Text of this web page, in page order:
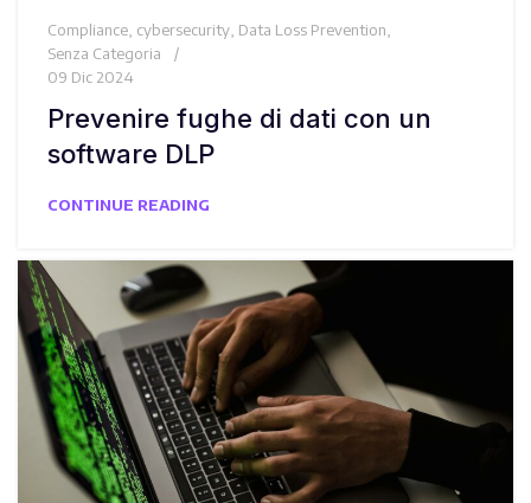
Compliance cybersecurity Data Loss Prevention
Senza Categoria
09 Dic 2024
Prevenire fughe di dati con un
software DLP
CONTINUE READING